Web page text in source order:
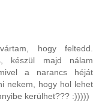
hogy feltedd.
készül majd nálam
a narancs héját
nekem, hogy hol lehet
kerülhet??? :)))))